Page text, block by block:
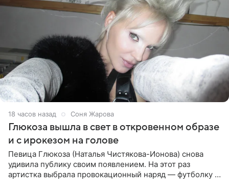
18 часов назад Соня Жарова
Глюкоза вышла в свет в откровенном образе
и с ирокезом на голове
Певица Глюкоза (Наталья Чистякова-Ионова) снова
удивила публику своим появлением. На этот раз
артистка выбрала провокационный наряд — футболку с